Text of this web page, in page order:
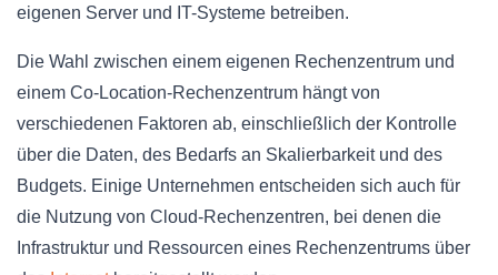
eigenen Server und IT-Systeme betreiben.
Die Wahl zwischen einem eigenen Rechenzentrum und
einem Co-Location-Rechenzentrum hängt von
verschiedenen Faktoren ab, einschließlich der Kontrolle
über die Daten, des Bedarfs an Skalierbarkeit und des
Budgets. Einige Unternehmen entscheiden sich auch für
die Nutzung von Cloud-Rechenzentren, bei denen die
Infrastruktur und Ressourcen eines Rechenzentrums über